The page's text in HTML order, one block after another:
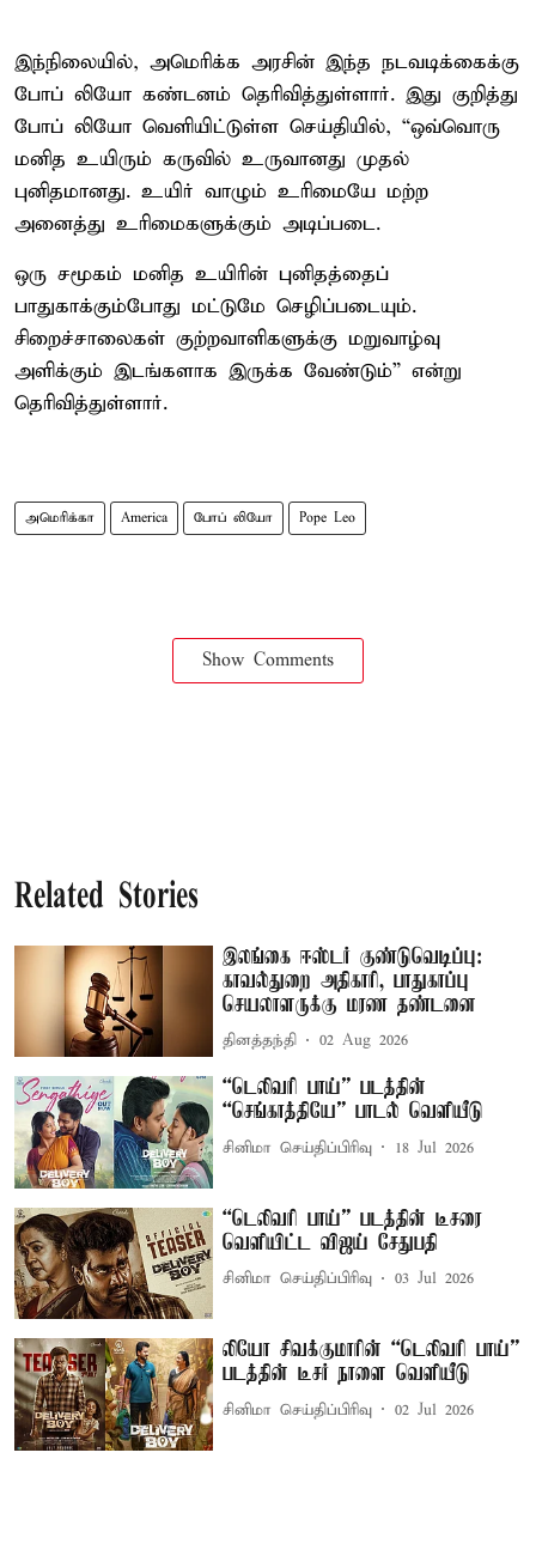
இந்நிலையில், அமெரிக்க அரசின் இந்த நடவடிக்கைக்கு
போப் லியோ கண்டனம் தெரிவித்துள்ளார். இது குறித்து
போப் லியோ வெளியிட்டுள்ள செய்தியில், “ஒவ்வொரு
மனித உயிரும் கருவில் உருவானது முதல்
புனிதமானது. உயிர் வாழும் உரிமையே மற்ற
அனைத்து உரிமைகளுக்கும் அடிப்படை.
ஒரு சமூகம் மனித உயிரின் புனிதத்தைப்
பாதுகாக்கும்போது மட்டுமே செழிப்படையும்.
சிறைச்சாலைகள் குற்றவாளிகளுக்கு மறுவாழ்வு
அளிக்கும் இடங்களாக இருக்க வேண்டும்” என்று
தெரிவித்துள்ளார்.
அமெரிக்கா America போப் லியோ Pope Leo
Show Comments
Related Stories
இலங்கை ஈஸ்டர் குண்டுவெடிப்பு:
காவல்துறை அதிகாரி, பாதுகாப்பு
செயலாளருக்கு மரண தண்டனை
தினத்தந்தி 02 Aug 2026
“டெலிவரி பாய்” படத்தின்
“செங்காத்தியே” பாடல் வெளியீடு
சினிமா செய்திப்பிரிவு 18 Jul 2026
“டெலிவரி பாய்” படத்தின் டீசரை
வெளியிட்ட விஜய் சேதுபதி
சினிமா செய்திப்பிரிவு 03 Jul 2026
லியோ சிவக்குமாரின் “டெலிவரி பாய்”
படத்தின் டீசர் நாளை வெளியீடு
சினிமா செய்திப்பிரிவு 02 Jul 2026